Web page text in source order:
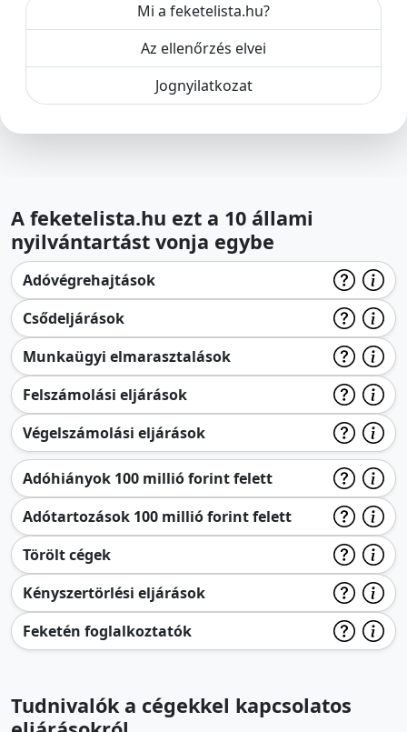
Mi a feketelista.hu?
Az ellenőrzés elvei
Jognyilatkozat
A feketelista.hu ezt a 10 állami
nyilvántartást vonja egybe
Adóvégrehajtások
Csődeljárások
Munkaügyi elmarasztalások
Felszámolási eljárások
Végelszámolási eljárások
Adóhiányok 100 millió forint felett
Adótartozások 100 millió forint felett
Törölt cégek
Kényszertörlési eljárások
Feketén foglalkoztatók
Tudnivalók a cégekkel kapcsolatos